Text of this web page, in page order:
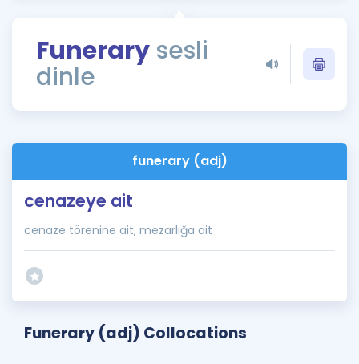
Rehberlik Aracı
ÖSYM Sınav Takvimi
İngilizce Gramer
Funerary sesli
dinle
funerary (adj)
cenazeye ait
cenaze törenine ait, mezarlığa ait
Funerary (adj) Collocations